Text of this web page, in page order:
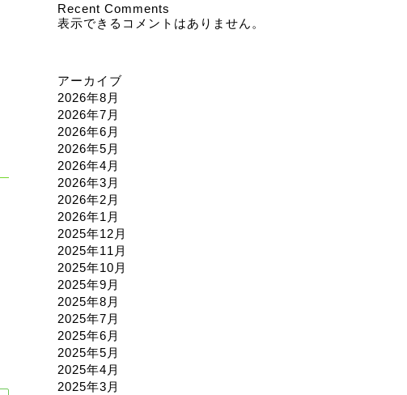
Recent Comments
表示できるコメントはありません。
アーカイブ
2026年8月
2026年7月
2026年6月
2026年5月
2026年4月
2026年3月
2026年2月
2026年1月
2025年12月
2025年11月
2025年10月
2025年9月
2025年8月
2025年7月
2025年6月
2025年5月
2025年4月
2025年3月